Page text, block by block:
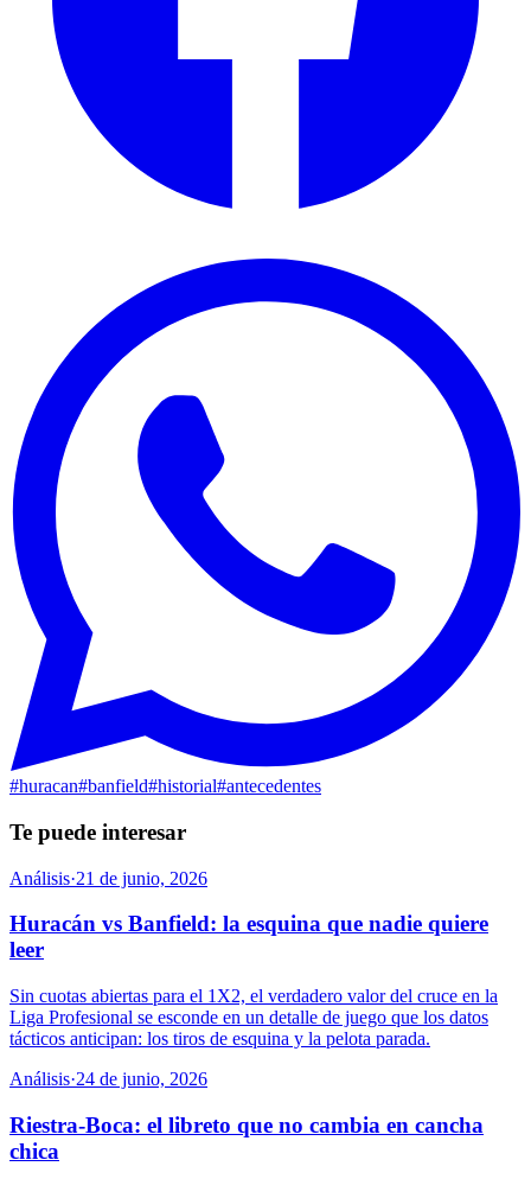
#huracan#banfield#historial#antecedentes
Te puede interesar
Análisis·21 de junio, 2026
Huracán vs Banfield: la esquina que nadie quiere
leer
Sin cuotas abiertas para el 1X2, el verdadero valor del cruce en la
Liga Profesional se esconde en un detalle de juego que los datos
tácticos anticipan: los tiros de esquina y la pelota parada.
Análisis·24 de junio, 2026
Riestra-Boca: el libreto que no cambia en cancha
chica